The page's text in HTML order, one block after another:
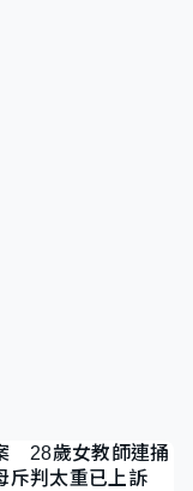
28歲女教師連捅
判太重已上訴